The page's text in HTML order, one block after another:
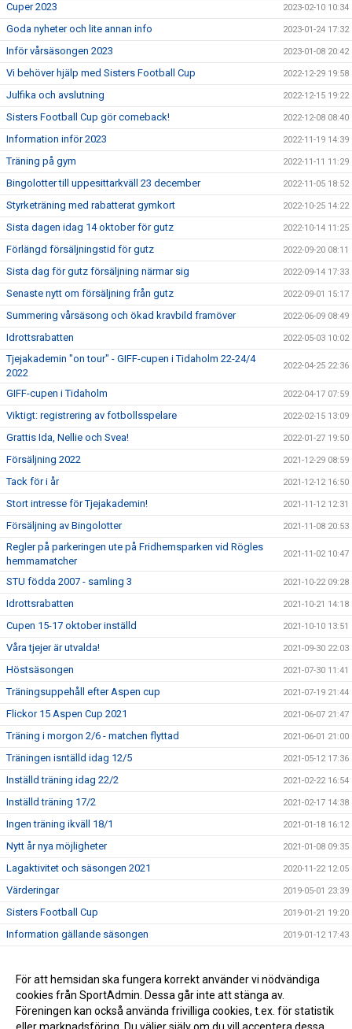
Cuper 2023 2023-02-10 10:34
Goda nyheter och lite annan info 2023-01-24 17:32
Inför vårsäsongen 2023 2023-01-08 20:42
Vi behöver hjälp med Sisters Football Cup 2022-12-29 19:58
Julfika och avslutning 2022-12-15 19:22
Sisters Football Cup gör comeback! 2022-12-08 08:40
Information inför 2023 2022-11-19 14:39
Träning på gym 2022-11-11 11:29
Bingolotter till uppesittarkväll 23 december 2022-11-05 18:52
Styrketräning med rabatterat gymkort 2022-10-25 14:22
Sista dagen idag 14 oktober för gutz 2022-10-14 11:25
Förlängd försäljningstid för gutz 2022-09-20 08:11
Sista dag för gutz försäljning närmar sig 2022-09-14 17:33
Senaste nytt om försäljning från gutz 2022-09-01 15:17
Summering vårsäsong och ökad kravbild framöver 2022-06-09 08:49
Idrottsrabatten 2022-05-03 10:02
Tjejakademin "on tour" - GIFF-cupen i Tidaholm 22-24/4
2022
2022-04-25 22:36
GIFF-cupen i Tidaholm 2022-04-17 07:59
Viktigt: registrering av fotbollsspelare 2022-02-15 13:09
Grattis Ida, Nellie och Svea! 2022-01-27 19:50
Försäljning 2022 2021-12-29 08:59
Tack för i år 2021-12-12 16:50
Stort intresse för Tjejakademin! 2021-11-12 12:31
Försäljning av Bingolotter 2021-11-08 20:53
Regler på parkeringen ute på Fridhemsparken vid Rögles
hemmamatcher
2021-11-02 10:47
STU födda 2007 - samling 3 2021-10-22 09:28
Idrottsrabatten 2021-10-21 14:18
Cupen 15-17 oktober inställd 2021-10-10 13:51
Våra tjejer är utvalda! 2021-09-30 22:03
Höstsäsongen 2021-07-30 11:41
Träningsuppehåll efter Aspen cup 2021-07-19 21:44
Flickor 15 Aspen Cup 2021 2021-06-07 21:47
Träning i morgon 2/6 - matchen flyttad 2021-06-01 21:00
Träningen isntälld idag 12/5 2021-05-12 17:36
Inställd träning idag 22/2 2021-02-22 16:54
Inställd träning 17/2 2021-02-17 14:38
Ingen träning ikväll 18/1 2021-01-18 16:12
Nytt år nya möjligheter 2021-01-08 09:35
Lagaktivitet och säsongen 2021 2020-11-22 12:05
Värderingar 2019-05-01 23:39
Sisters Football Cup 2019-01-21 19:20
Information gällande säsongen 2019-01-12 17:43
Match på träningstid, träning inställd 3/10 2018-10-02 20:36
Info om helgen 7-8/10 - Cup inställd 2017-09-30 13:48
För att hemsidan ska fungera korrekt använder vi nödvändiga
cookies från SportAdmin. Dessa går inte att stänga av.
Föreningen kan också använda frivilliga cookies, t.ex. för statistik